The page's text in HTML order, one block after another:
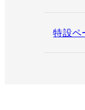
特設ペ